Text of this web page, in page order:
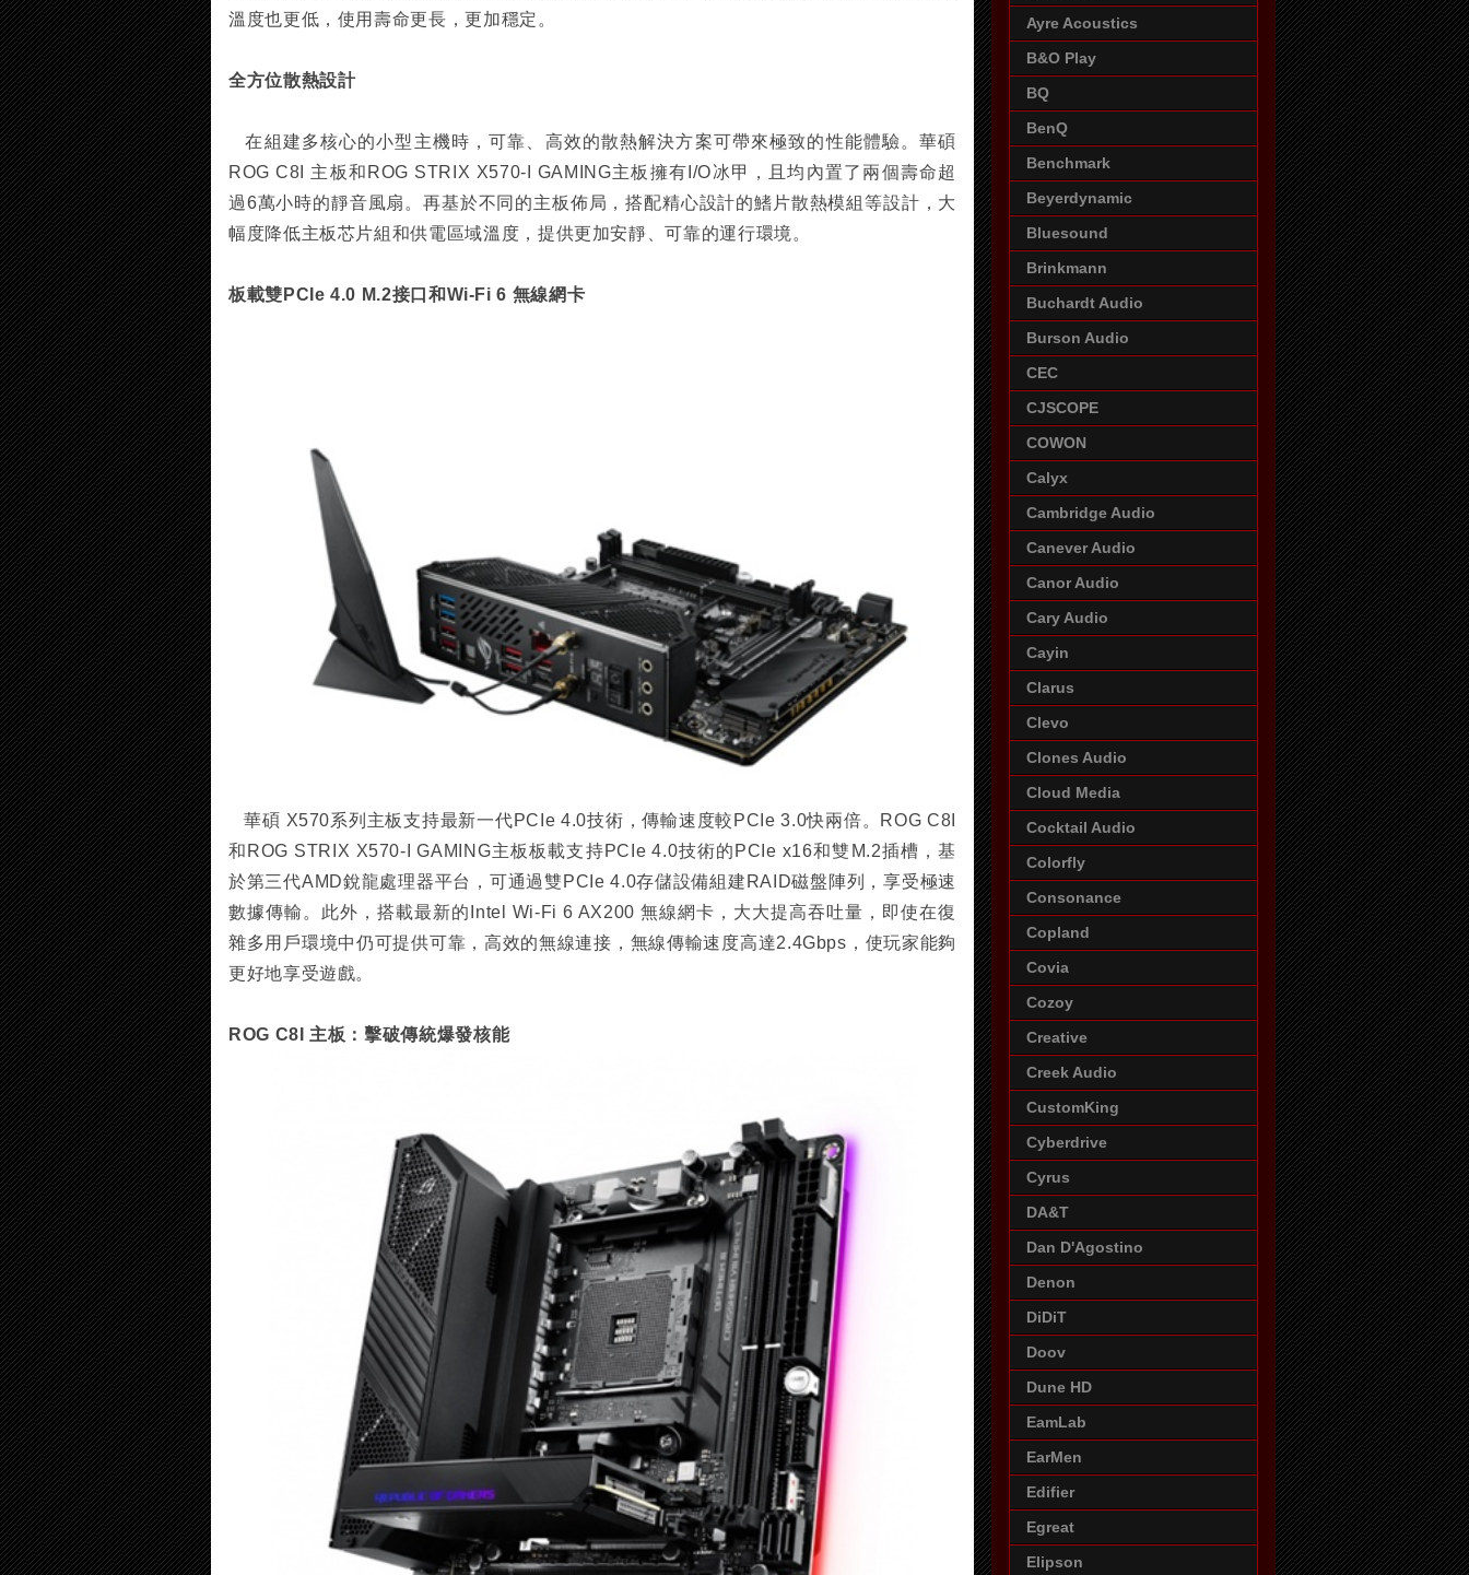
溫度也更低，使用壽命更長，更加穩定。
全方位散熱設計
在組建多核心的小型主機時，可靠、高效的散熱解決方案可帶來極致的性能體驗。華碩
ROG C8I 主板和ROG STRIX X570-I GAMING主板擁有I/O冰甲，且均內置了兩個壽命超
過6萬小時的靜音風扇。再基於不同的主板佈局，搭配精心設計的鰭片散熱模組等設計，大
幅度降低主板芯片組和供電區域溫度，提供更加安靜、可靠的運行環境。
板載雙PCIe 4.0 M.2接口和Wi-Fi 6 無線網卡
華碩 X570系列主板支持最新一代PCIe 4.0技術，傳輸速度較PCIe 3.0快兩倍。ROG C8I
和ROG STRIX X570-I GAMING主板板載支持PCIe 4.0技術的PCIe x16和雙M.2插槽，基
於第三代AMD銳龍處理器平台，可通過雙PCIe 4.0存儲設備組建RAID磁盤陣列，享受極速
數據傳輸。此外，搭載最新的Intel Wi-Fi 6 AX200 無線網卡，大大提高吞吐量，即使在復
雜多用戶環境中仍可提供可靠，高效的無線連接，無線傳輸速度高達2.4Gbps，使玩家能夠
更好地享受遊戲。
ROG C8I 主板：擊破傳統爆發核能
Ayre Acoustics
B&O Play
BQ
BenQ
Benchmark
Beyerdynamic
Bluesound
Brinkmann
Buchardt Audio
Burson Audio
CEC
CJSCOPE
COWON
Calyx
Cambridge Audio
Canever Audio
Canor Audio
Cary Audio
Cayin
Clarus
Clevo
Clones Audio
Cloud Media
Cocktail Audio
Colorfly
Consonance
Copland
Covia
Cozoy
Creative
Creek Audio
CustomKing
Cyberdrive
Cyrus
DA&T
Dan D'Agostino
Denon
DiDiT
Doov
Dune HD
EamLab
EarMen
Edifier
Egreat
Elipson